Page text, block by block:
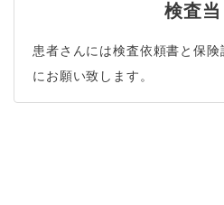
検査当
患者さんには検査依頼書と保
にお願い致します。